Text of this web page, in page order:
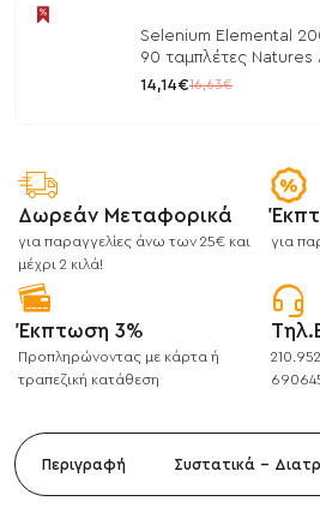
Selenium Elemental
90 ταμπλέτες Natures
/ Μέταλλα
14,14€16,63€
Δωρεάν Μεταφορικά
για παραγγελίες άνω των 25€ και
μέχρι 2 κιλά!
για
Έκπτωση 3%
Προπληρώνοντας με κάρτα ή
τραπεζική κατάθεση
Περιγραφή Συστατικά -